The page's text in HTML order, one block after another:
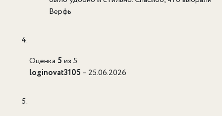
Верфь
Оценка 5 из 5
loginovat3105 – 25.06.2026